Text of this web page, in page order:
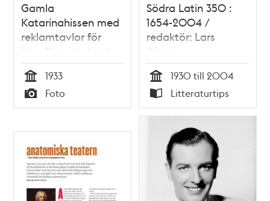
Gamla
Katarinahissen med
reklamtavlor för
bl.a. Stomatol och
Hylins Avenacreme.
I fonden Södra
Teatern
Tid
1933
Typ
Foto
Södra Latin 350 :
1654-2004 /
redaktör: Lars
Wester
Tid
1930 till 2004
Typ
Litteraturtips